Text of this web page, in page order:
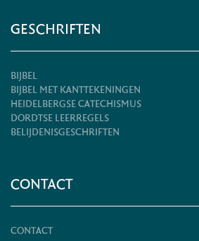
GESCHRIFTEN
BIJBEL
BIJBEL MET KANTTEKENINGEN
HEIDELBERGSE CATECHISMUS
DORDTSE LEERREGELS
BELIJDENISGESCHRIFTEN
CONTACT
CONTACT